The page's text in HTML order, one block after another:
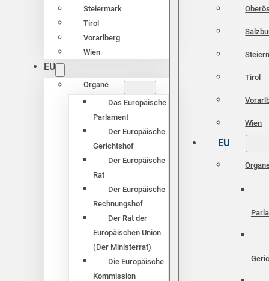
Steiermark
Tirol
Vorarlberg
Wien
EU
Organe
Das Europäische
Parlament
Der Europäische
Gerichtshof
Der Europäische
Rat
Der Europäische
Rechnungshof
Der Rat der
Europäischen Union
(Der Ministerrat)
Die Europäische
Kommission
Tirol
Wien
EU